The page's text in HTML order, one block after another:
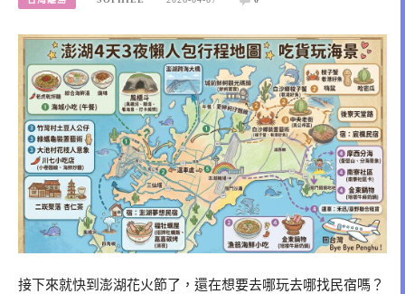
接下來就快到澎湖花火節了，還在想要去哪玩去哪找民宿嗎？